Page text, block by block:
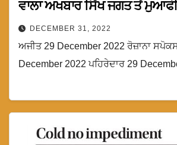
ਵਾਲਾ ਅਖਬਾਰ ਸਿੱਖ ਜਗਤ ਤੋਂ
DECEMBER 31, 2022
ਅਜੀਤ 29 December 2022 ਰੋਜ਼ਾਨਾ
December 2022 ਪਹਿਰੇਦਾਰ 29